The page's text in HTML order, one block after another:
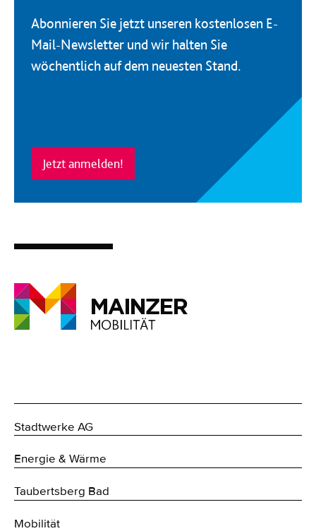
Abonnieren Sie jetzt unseren kostenlosen E-
Mail-Newsletter und wir halten Sie
wöchentlich auf dem neuesten Stand.
Jetzt anmelden!
Stadtwerke AG
Energie & Wärme
Taubertsberg Bad
Mobilität